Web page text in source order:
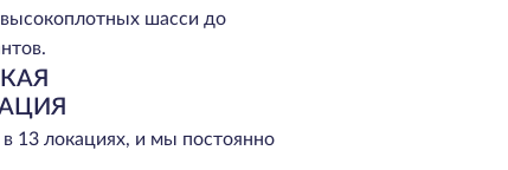
шасси до
13 локациях, и мы постоянно